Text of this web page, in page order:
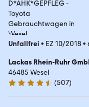
Unfallfrei • EZ 10/2018•
Lackas Rhein-Ruhr
46485 Wesel
4.6 Sterne
(507)